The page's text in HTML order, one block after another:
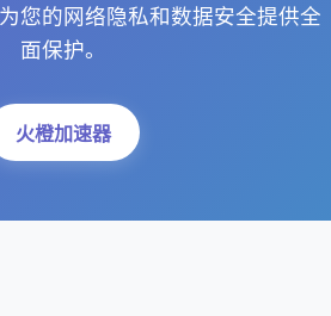
您的网络隐私和数据安全提供全
面保护。
火橙加速器